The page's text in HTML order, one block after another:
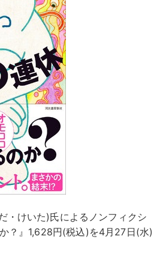
・けいた)氏によるノンフィクシ
？』1,628円(税込)を4月27日(水)